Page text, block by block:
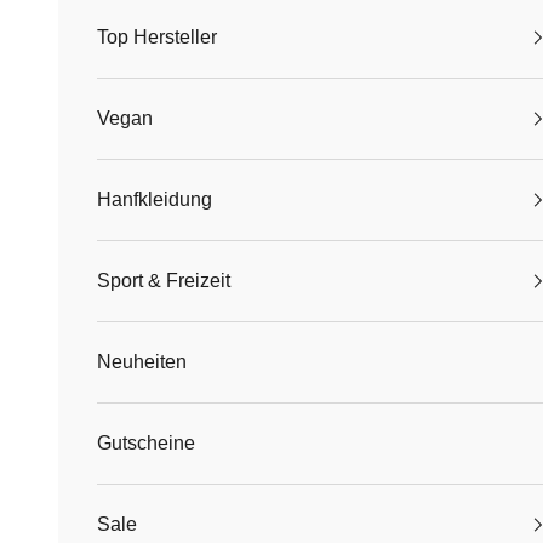
Top Hersteller
Vegan
Hanfkleidung
Sport & Freizeit
Neuheiten
Gutscheine
Sale